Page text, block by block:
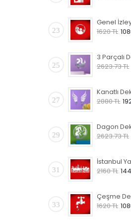
23
1620 TL
25
2623.73 TL
27
2880 TL
29
2623.73 TL
31
2160 TL
33
1620 TL